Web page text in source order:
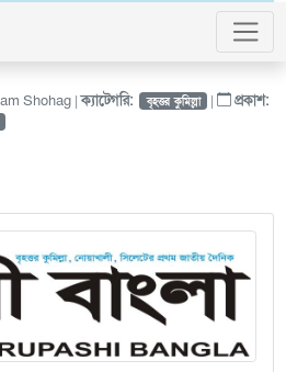
Shohag |ক্যাটেগরি: বৃহত্তর কুমিল্লা | প্রকাশ: